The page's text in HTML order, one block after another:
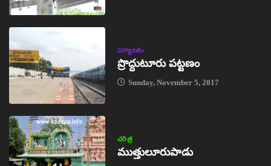
పర్యాటకం
ప్రొద్దుటూరు పట్టణం
Sunday, November 5, 2017
చరిత్ర
ముత్తులూరుపాడు